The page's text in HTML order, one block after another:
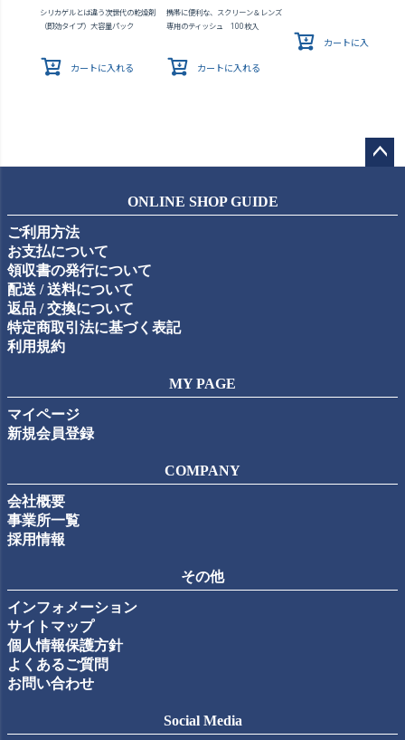
シリカゲルとは違う次世代の乾燥剤
（即効タイプ）大容量パック
カートに入れる
携帯に便利な、スクリーン＆レンズ
専用のティッシュ 100枚入
カートに入れる
カートに入れる
ップ
ONLINE SHOP GUIDE
ご利用方法
お支払について
領収書の発行について
配送 / 送料について
返品 / 交換について
特定商取引法に基づく表記
利用規約
MY PAGE
マイページ
新規会員登録
COMPANY
会社概要
事業所一覧
採用情報
その他
インフォメーション
サイトマップ
個人情報保護方針
よくあるご質問
お問い合わせ
Social Media